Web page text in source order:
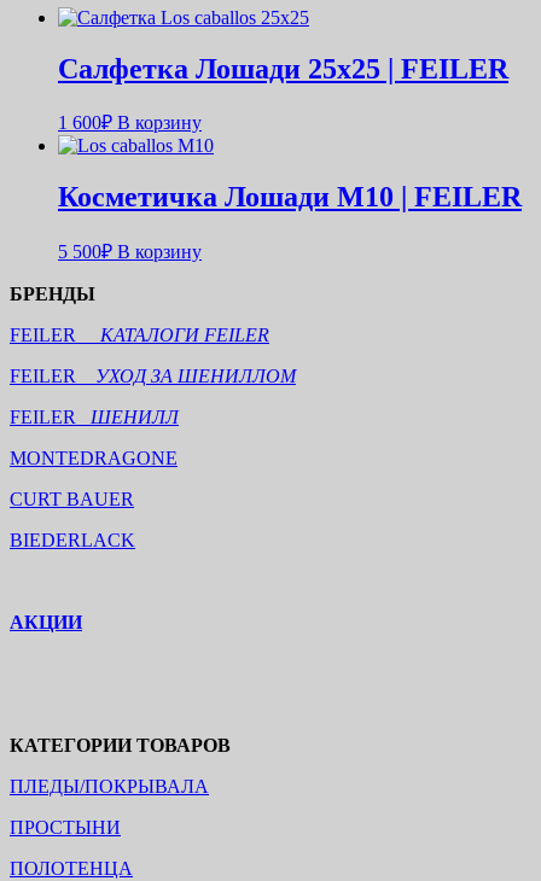
Салфетка Лошади 25х25 | FEILER
1 600₽ В корзину
Косметичка Лошади M10 | FEILER
5 500₽ В корзину
БРЕНДЫ
FEILER КАТАЛОГИ FEILER
FEILER
УХОД ЗА ШЕНИЛЛОМ
FEILER ШЕНИЛЛ
MONTEDRAGONE
CURT BAUER
BIEDERLACK
АКЦИИ
КАТЕГОРИИ ТОВАРОВ
ПЛЕДЫ/ПОКРЫВАЛА
ПРОСТЫНИ
ПОЛОТЕНЦА